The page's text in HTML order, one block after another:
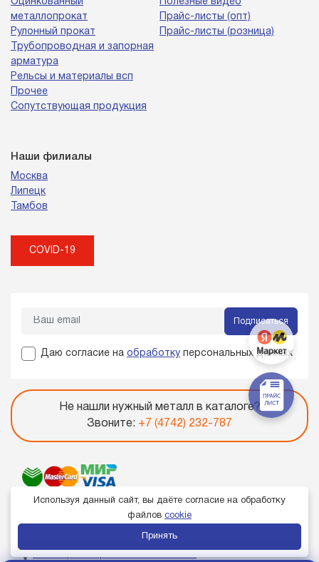
металлопрокат
Рулонный прокат
Трубопроводная и запорная
арматура
Рельсы и материалы всп
Прочее
Сопутствующая продукция
Прайс-листы (опт)
Прайс-листы (розница)
Наши филиалы
Москва
Липецк
Тамбов
COVID-19
Подписаться
Даю согласие на обработку персональных данных
Не нашли нужный металл в каталоге?
Звоните: +7 (4742) 232-787
Используя данный сайт, вы даёте согласие на обработку
файлов cookie
Принять